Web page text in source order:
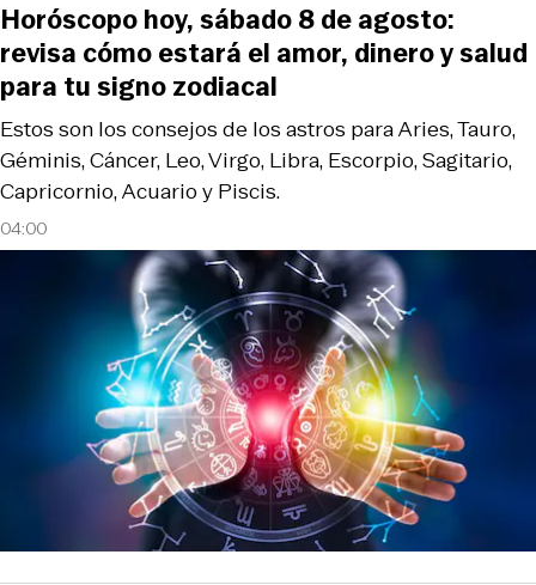
04:00
Estos son los consejos de los astros para Aries, Tauro,
Géminis, Cáncer, Leo, Virgo, Libra, Escorpio, Sagitario,
Capricornio, Acuario y Piscis.
Horóscopo hoy, sábado 8 de agosto:
revisa cómo estará el amor, dinero y salud
para tu signo zodiacal